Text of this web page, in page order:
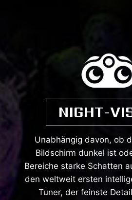
NIGHT-
Unabhängig davon, ob
Bildschirm dunkel ist
Bereiche starke Schatten
den weltweit ersten
Tuner, der feinste